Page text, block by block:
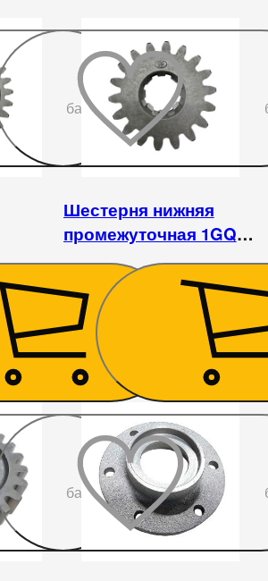
бажаного
Шестерня нижняя
промежуточная 1GQN-
150/160
945
До
бажаного